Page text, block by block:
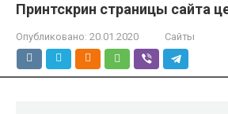
Принтскрин страницы сайта
Опубликовано: 20.01.2020 Сайты